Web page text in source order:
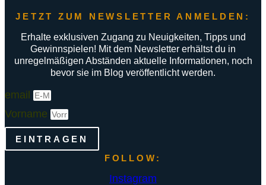
JETZT ZUM NEWSLETTER ANMELDEN:
Erhalte exklusiven Zugang zu Neuigkeiten, Tipps und
Gewinnspielen! Mit dem Newsletter erhältst du in
unregelmäßigen Abständen aktuelle Informationen, noch
bevor sie im Blog veröffentlicht werden.
email
Vorname
EINTRAGEN
FOLLOW:
Instagram